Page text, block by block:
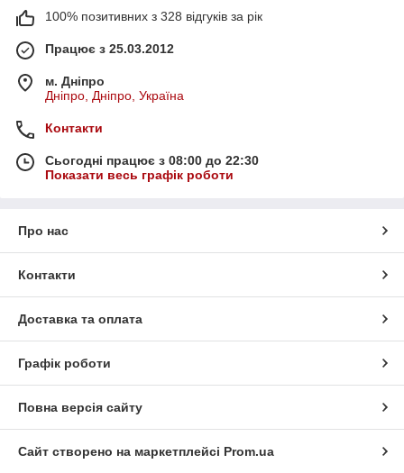
100% позитивних з 328 відгуків за рік
Працює з 25.03.2012
м. Дніпро
Дніпро, Дніпро, Україна
Контакти
Сьогодні працює з 08:00 до 22:30
Показати весь графік роботи
Про нас
Контакти
Доставка та оплата
Графік роботи
Повна версія сайту
Сайт створено на маркетплейсі Prom.ua